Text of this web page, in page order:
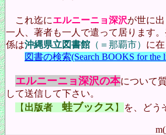
これ迄にエルニーニョ深沢が世に
一人、著者も一人で遣って居ります
係は沖縄県立図書館 （＝那覇市） に
図書の検索(Search BOOKS for the
エルニーニョ深沢の本について
して送信して下さい。
【 出版者 蛙ブックス 】 を、どう